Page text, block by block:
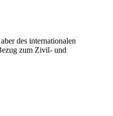
des internationalen
zum Zivil- und